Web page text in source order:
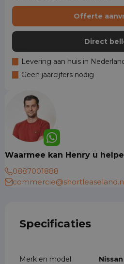
Offerte
Direct
Levering aan huis in
Geen jaarcijfers nodig
Waarmee kan Henry u
0887001888
Specificaties
Merk en model